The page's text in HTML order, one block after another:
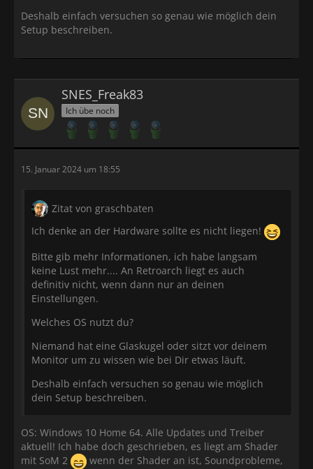
Deshalb einfach versuchen so genau wie möglich dein
Setup beschreiben.
SNES_Freak83
Ich übe noch
15. Januar 2024 um 18:55
Zitat von graschbaten
Ich denke an der Hardware sollte es nicht liegen!
Bitte gib mehr Informationen, ich habe langsam
keine Lust mehr.... An Retroarch liegt es auch
definitiv nicht, wenn dann nur an deinen
Einstellungen.
Welches OS nutzt du?
Niemand hat eine Glaskugel oder sitzt vor deinem
Monitor um zu wissen wie bei Dir etwas läuft.
Deshalb einfach versuchen so genau wie möglich
dein Setup beschreiben.
OS: Windows 10 Home 64. Alle Updates und Treiber
aktuell! Ich habe doch geschrieben, es liegt am Shader
mit SoM 2
wenn der Shader an ist, Soundprobleme,